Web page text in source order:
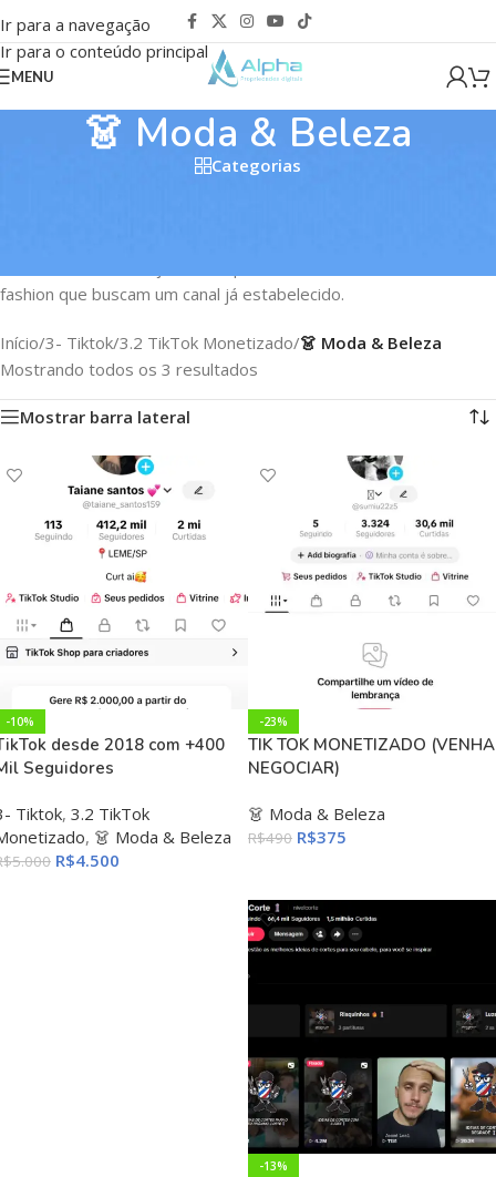
Ir para a navegação
Ir para o conteúdo principal
MENU
👗 Moda & Beleza
Categorias
fashion que buscam um canal já estabelecido.
Início/3- Tiktok/3.2 TikTok Monetizado/👗 Moda & Beleza
Mostrando todos os 3 resultados
Mostrar barra lateral
-10%
desde 2018 com +400
Seguidores
Tiktok, 3.2 TikTok
, 👗 Moda & Beleza
5.000 R$4.500
-23%
TIK TOK MONETIZADO (VENHA
NEGOCIAR)
👗 Moda & Beleza
R$490 R$375
-13%